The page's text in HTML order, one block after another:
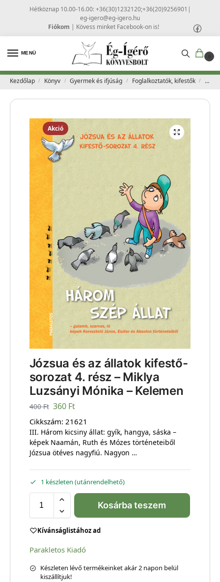
Hétköznap 10.00-16.00: +36(30)1232120;+36(20)9256901 |
eg-igero@eg-igero.hu
Fiókom | Kövess minket Facebook-on is!
MENÜ
0
Kezdőlap / Könyv / Gyermek és ifjúság / Foglalkoztatók, kifestők /
Akció
Józsua és az állatok kifestő-
sorozat 4. rész – Miklya
Luzsányi Mónika – Kelemen
400Ft 360 Ft
Cikkszám: 21621
III. Három kicsiny állat: gyík, hangya, sáska –
képek Naamán, Ruth és Mózes történeteiből
Józsua ötéves nagyfiú. Nagyon …
1 készleten (utánrendelhető)
Kosárba teszem
Kívánságlistához ad
Parakletos Kiadó
Készleten lévő termékeinket akár 2 napon belül
kiszállítjuk!